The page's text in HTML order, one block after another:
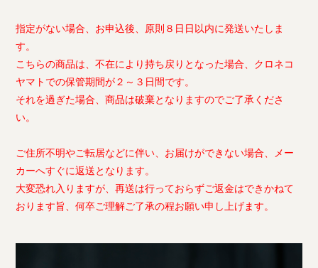
指定がない場合、お申込後、原則８日日以内に発送いたしま
す。
こちらの商品は、不在により持ち戻りとなった場合、クロネコ
ヤマトでの保管期間が２～３日間です。
それを過ぎた場合、商品は破棄となりますのでご了承くださ
い。
ご住所不明やご転居などに伴い、お届けができない場合、メー
カーへすぐに返送となります。
大変恐れ入りますが、再送は行っておらずご返金はできかねて
おります旨、何卒ご理解ご了承の程お願い申し上げます。